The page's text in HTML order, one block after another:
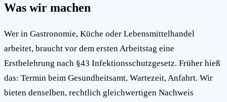
Was wir machen
Wer in Gastronomie, Küche oder Lebensmittelhandel
arbeitet, braucht vor dem ersten Arbeitstag eine
Erstbelehrung nach §43 Infektionsschutzgesetz. Früher hieß
das: Termin beim Gesundheitsamt, Wartezeit, Anfahrt. Wir
bieten denselben, rechtlich gleichwertigen Nachweis